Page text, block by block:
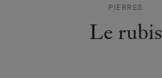
PIERRES
Le rubis